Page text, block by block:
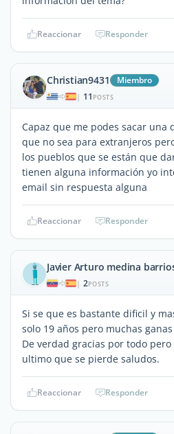
Reaccionar Responder
Christian9431 Miembro
| 11 POSTS
Capaz que me podes sacar una
que no sea para extranjeros
los pueblos que se están que
tienen alguna información yo
email sin respuesta alguna
Reaccionar Responder
Javier Arturo medina
| 2POSTS
Si se que es bastante dificil y
solo 19 años pero muchas
De verdad gracias por todo
ultimo que se pierde saludos.
Reaccionar Responder